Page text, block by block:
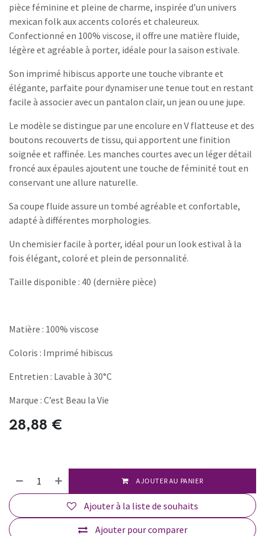
pièce féminine et pleine de charme, inspirée d’un univers
mexican folk aux accents colorés et chaleureux.
Confectionné en 100% viscose, il offre une matière fluide,
légère et agréable à porter, idéale pour la saison estivale.
Son imprimé hibiscus apporte une touche vibrante et
élégante, parfaite pour dynamiser une tenue tout en restant
facile à associer avec un pantalon clair, un jean ou une jupe.
Le modèle se distingue par une encolure en V flatteuse et des
boutons recouverts de tissu, qui apportent une finition
soignée et raffinée. Les manches courtes avec un léger détail
froncé aux épaules ajoutent une touche de féminité tout en
conservant une allure naturelle.
Sa coupe fluide assure un tombé agréable et confortable,
adapté à différentes morphologies.
Un chemisier facile à porter, idéal pour un look estival à la
fois élégant, coloré et plein de personnalité.
Taille disponible : 40 (dernière pièce)
Matière : 100% viscose
Coloris : Imprimé hibiscus
Entretien : Lavable à 30°C
Marque : C’est Beau la Vie
28,88 €
AJOUTER AU PANIER
Ajouter pour comparer
Ajouter à la liste de souhaits